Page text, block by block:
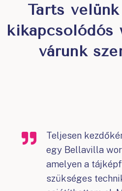
Tarts
kikapcsolódós
várunk
Teljesen
egy Bellavilla
amelyen a
szükséges